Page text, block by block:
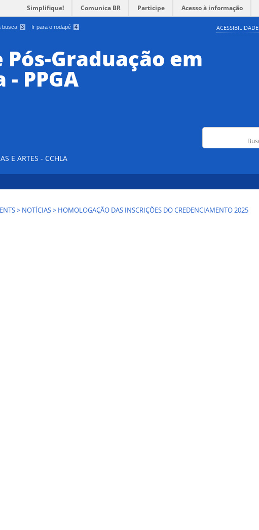
busca 3 Ir para o rodapé 4 ACESSIBILIDADE
Simplifique! Comunica BR Participe Acesso à informação
Graduação em
PPGA
E ARTES - CCHLA
> NOTÍCIAS> HOMOLOGAÇÃO DAS INSCRIÇÕES DO CREDENCIAMENTO 2025